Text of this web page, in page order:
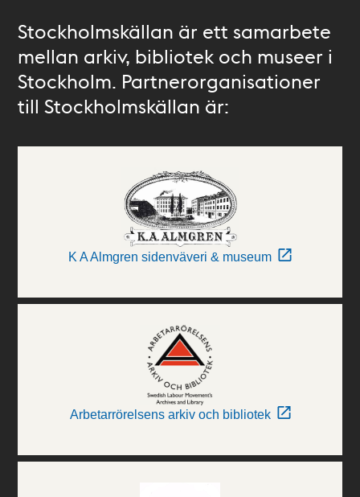
Stockholmskällan är ett samarbete
mellan arkiv, bibliotek och museer i
Stockholm. Partnerorganisationer
till Stockholmskällan är:
K A Almgren sidenväveri & museum
Arbetarrörelsens arkiv och bibliotek